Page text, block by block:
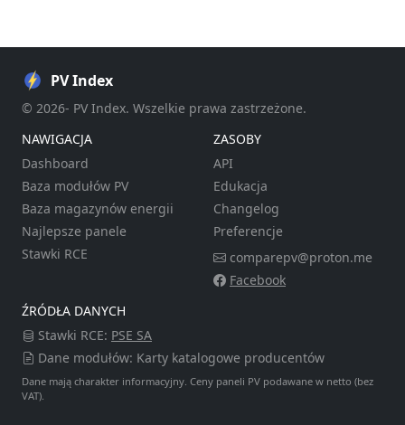
PV Index
© 2026- PV Index. Wszelkie prawa zastrzeżone.
NAWIGACJA
Dashboard
Baza modułów PV
Baza magazynów energii
Najlepsze panele
Stawki RCE
ZASOBY
API
Edukacja
Changelog
Preferencje
comparepv@proton.me
Facebook
ŹRÓDŁA DANYCH
Stawki RCE: PSE SA
Dane modułów: Karty katalogowe producentów
Dane mają charakter informacyjny. Ceny paneli PV podawane w netto (bez
VAT).